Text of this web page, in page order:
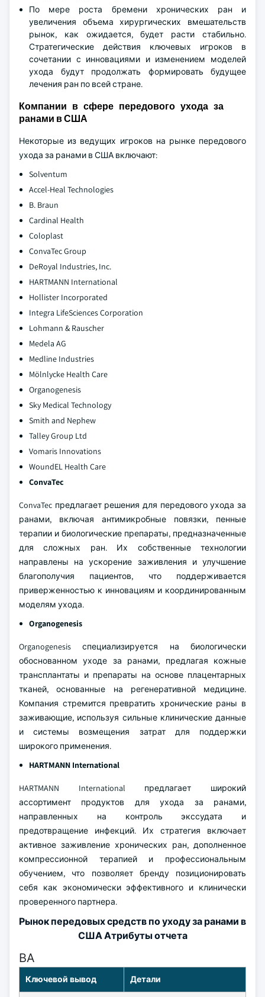
По мере роста бремени хронических ран и
увеличения объема хирургических вмешательств
рынок, как ожидается, будет расти стабильно.
Стратегические действия ключевых игроков в
сочетании с инновациями и изменением моделей
ухода будут продолжать формировать будущее
лечения ран по всей стране.
Компании в сфере передового ухода за
ранами в США
Некоторые из ведущих игроков на рынке передового
ухода за ранами в США включают:
Solventum
Accel-Heal Technologies
B. Braun
Cardinal Health
Coloplast
ConvaTec Group
DeRoyal Industries, Inc.
HARTMANN International
Hollister Incorporated
Integra LifeSciences Corporation
Lohmann & Rauscher
Medela AG
Medline Industries
Mölnlycke Health Care
Organogenesis
Sky Medical Technology
Smith and Nephew
Talley Group Ltd
Vomaris Innovations
WoundEL Health Care
ConvaTec
ConvaTec предлагает решения для передового ухода за
ранами, включая антимикробные повязки, пенные
терапии и биологические препараты, предназначенные
для сложных ран. Их собственные технологии
направлены на ускорение заживления и улучшение
благополучия пациентов, что поддерживается
приверженностью к инновациям и координированным
моделям ухода.
Organogenesis
Organogenesis специализируется на биологически
обоснованном уходе за ранами, предлагая кожные
трансплантаты и препараты на основе плацентарных
тканей, основанные на регенеративной медицине.
Компания стремится превратить хронические раны в
заживающие, используя сильные клинические данные
и системы возмещения затрат для поддержки
широкого применения.
HARTMANN International
HARTMANN International предлагает широкий
ассортимент продуктов для ухода за ранами,
направленных на контроль экссудата и
предотвращение инфекций. Их стратегия включает
активное заживление хронических ран, дополненное
компрессионной терапией и профессиональным
обучением, что позволяет бренду позиционировать
себя как экономически эффективного и клинически
проверенного партнера.
Рынок передовых средств по уходу за ранами в
США Атрибуты отчета
ВА
Ключевой вывод Детали